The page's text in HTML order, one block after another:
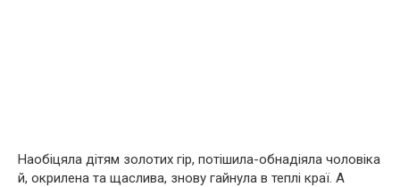
Наобіцяла дітям золотих гір, потішила-обнадіяла чоловіка
й, окрилена та щаслива, знову гайнула в теплі краї. А